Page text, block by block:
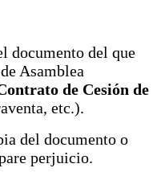
documento del que
Asamblea
de Cesión de
etc.).
del documento o
perjuicio.